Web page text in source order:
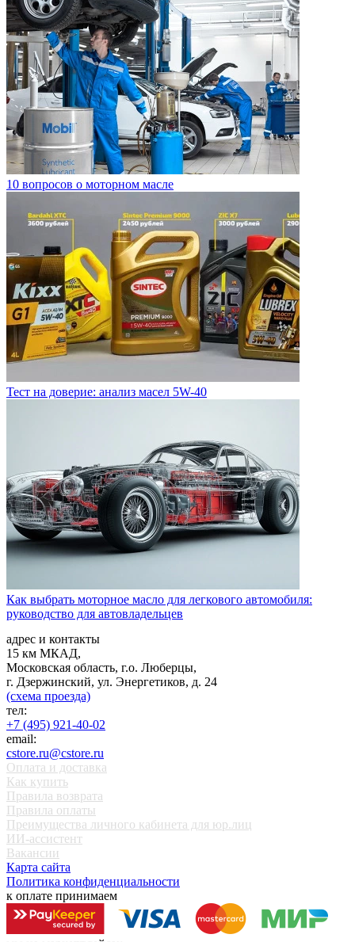
10 вопросов о моторном масле
Тест на доверие: анализ масел 5W-40
Как выбрать моторное масло для легкового автомобиля:
руководство для автовладельцев
адрес и контакты
15 км МКАД,
Московская область, г.о. Люберцы,
г. Дзержинский, ул. Энергетиков, д. 24
(схема проезда)
тел:
+7 (495) 921-40-02
email:
cstore.ru@cstore.ru
Оплата и доставка
Как купить
Правила возврата
Правила оплаты
Преимущества личного кабинета для юр.лиц
ИИ-ассистент
Вакансии
Карта сайта
Политика конфиденциальности
к оплате принимаем